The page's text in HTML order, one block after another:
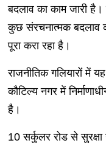
बदलाव का काम जारी है।
कुछ संरचनात्मक बदलाव
पूरा करा रहा है।
राजनीतिक गलियारों में
कौटिल्य नगर में
है।
10 सर्कुलर रोड से